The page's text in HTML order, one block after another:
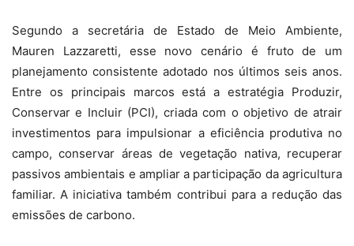
Segundo a secretária de Estado de Meio Ambiente,
Mauren Lazzaretti, esse novo cenário é fruto de um
planejamento consistente adotado nos últimos seis anos.
Entre os principais marcos está a estratégia Produzir,
Conservar e Incluir (PCI), criada com o objetivo de atrair
investimentos para impulsionar a eficiência produtiva no
campo, conservar áreas de vegetação nativa, recuperar
passivos ambientais e ampliar a participação da agricultura
familiar. A iniciativa também contribui para a redução das
emissões de carbono.